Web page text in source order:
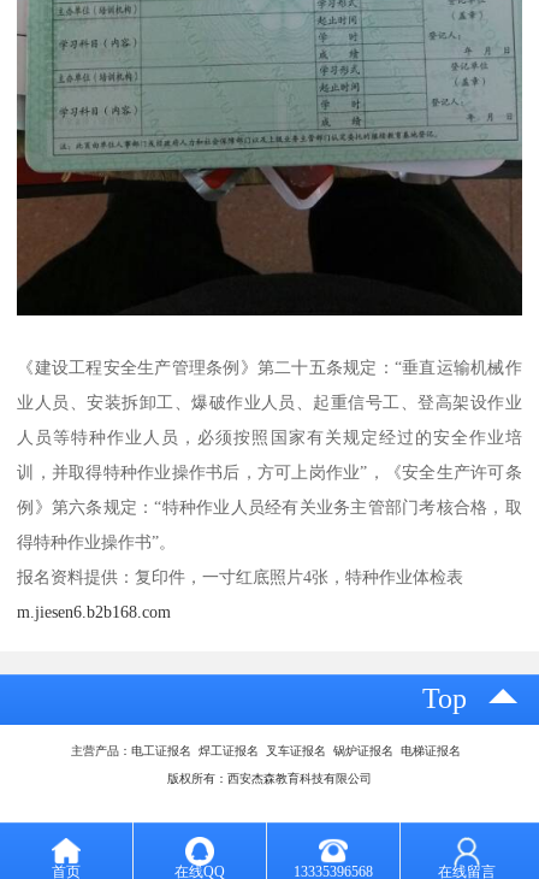
《建设工程安全生产管理条例》第二十五条规定：“垂直运输机械作
业人员、安装拆卸工、爆破作业人员、起重信号工、登高架设作业
人员等特种作业人员，必须按照国家有关规定经过的安全作业培
训，并取得特种作业操作书后，方可上岗作业”，《安全生产许可条
例》第六条规定：“特种作业人员经有关业务主管部门考核合格，取
得特种作业操作书”。
报名资料提供：复印件，一寸红底照片4张，特种作业体检表
m.jiesen6.b2b168.com
Top
主营产品：电工证报名 焊工证报名 叉车证报名 锅炉证报名 电梯证报名
版权所有：西安杰森教育科技有限公司
首页 在线QQ 13335396568 在线留言